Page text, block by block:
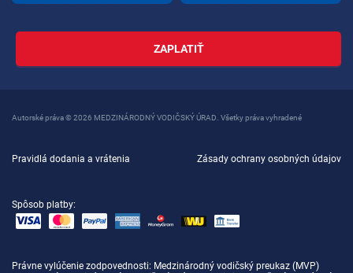
ZAPLATIŤ
Autorské práva © 2026 MEDZINÁRODNÝ VODIČSKÝ ÚRAD. Všetky práva vyhradené
Pravidlá dodania a vrátenia Zásady ochrany osobných údajov
Spôsob platby:
Právne vylúčenie zodpovednosti: Medzinárodný vodičský preukaz (MVP)